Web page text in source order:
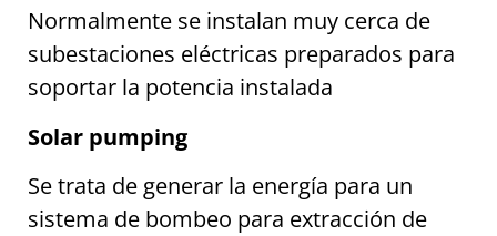
Normalmente se instalan muy cerca de
subestaciones eléctricas preparados para
soportar la potencia instalada
Solar pumping
Se trata de generar la energía para un
sistema de bombeo para extracción de